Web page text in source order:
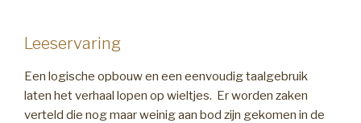
Leeservaring
Een logische opbouw en een eenvoudig taalgebruik
laten het verhaal lopen op wieltjes. Er worden zaken
verteld die nog maar weinig aan bod zijn gekomen in de